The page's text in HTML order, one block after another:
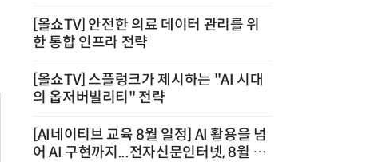
[올쇼TV] 안전한 의료 데이터 관리를 위
한 통합 인프라 전략
[올쇼TV] 스플렁크가 제시하는 "AI 시대
의 옵저버빌리티" 전략
[AI네이티브 교육 8월 일정] AI 활용을 넘
어 AI 구현까지...전자신문인터넷, 8월 실